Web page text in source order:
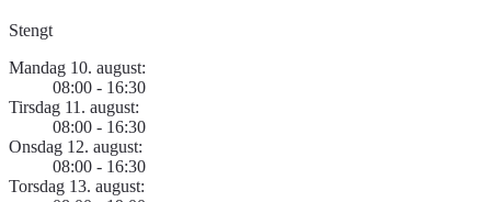
Stengt
Mandag 10. august:
08:00 - 16:30
Tirsdag 11. august:
08:00 - 16:30
Onsdag 12. august:
08:00 - 16:30
Torsdag 13. august: